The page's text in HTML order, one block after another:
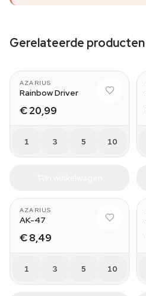
Gerelateerde producten
AZARIUS
Rainbow Driver
€ 20,99
1 3 5 10
AZARIUS
AK-47
€ 8,49
1 3 5 10